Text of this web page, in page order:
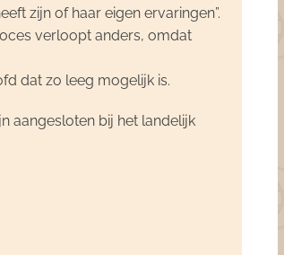
zijn of haar eigen ervaringen”.
verloopt anders, omdat
dat zo leeg mogelijk is.
aangesloten bij het landelijk